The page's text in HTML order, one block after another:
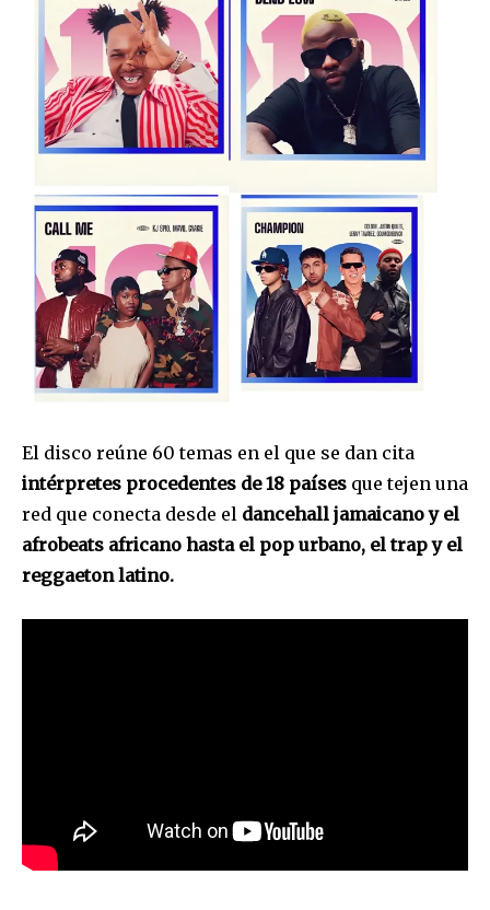
conversación.
El disco reúne 60 temas en el que se dan cita
intérpretes procedentes de 18 países que tejen una
red que conecta desde el dancehall jamaicano y el
afrobeats africano hasta el pop urbano, el trap y el
reggaeton latino.